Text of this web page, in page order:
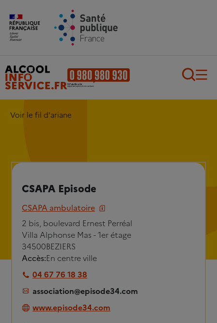
Aller au contenu principal
Voir le fil d'ariane
CSAPA Episode
CSAPA ambulatoire
2 bis, boulevard Ernest Perréal
Villa Alphonse Mas - 1er étage
34500BEZIERS
Accès:En centre ville
04 67 76 18 38
association@episode34.com
www.episode34.com